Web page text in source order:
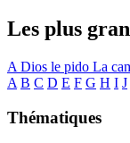
Les plus
A Dios le pido La
A B C D E F G H I J
Thématiques